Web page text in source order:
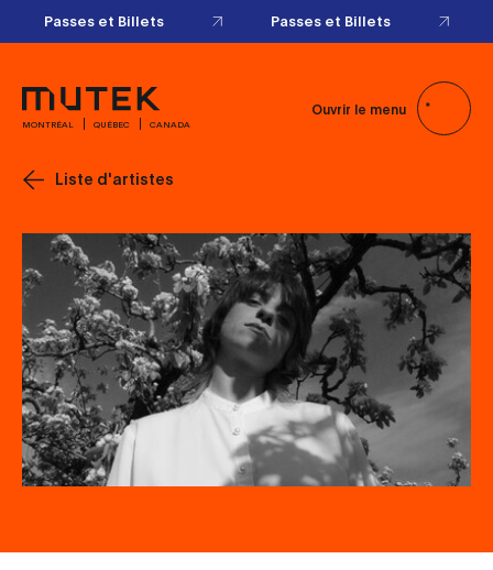
Passes et Billets Passes et Billets
MONTRÉAL QUÉBEC CANADA
Ouvrir le menu
Liste d'artistes